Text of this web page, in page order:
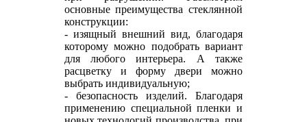
основные преимущества стеклянной
конструкции:
- изящный внешний вид, благодаря
которому можно подобрать вариант
для любого интерьера. А также
расцветку и форму двери можно
выбрать индивидуальную;
- безопасность изделий. Благодаря
применению специальной пленки и